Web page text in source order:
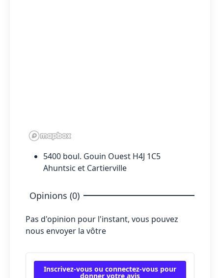
5400 boul. Gouin Ouest H4J 1C5
Ahuntsic et Cartierville
Opinions (0)
Pas d'opinion pour l'instant, vous pouvez
nous envoyer la vôtre
Inscrivez-vous ou connectez-vous pour
donner votre avis